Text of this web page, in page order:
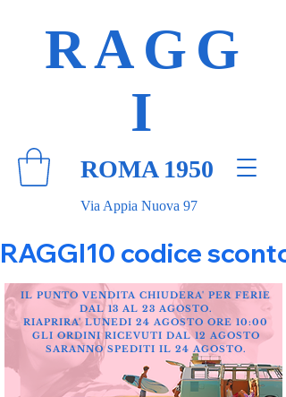
Via Appia Nuova 97
RAGG
I
ROMA 1950
RAGGI10 codice
IL PUNTO VENDITA CHIUDERA' PER FERIE
DAL 13 AL 23 AGOSTO.
RIAPRIRA' LUNEDI 24 AGOSTO ORE 10:00
GLI ORDINI RICEVUTI DAL 12 AGOSTO
SARANNO SPEDITI IL 24 AGOSTO.